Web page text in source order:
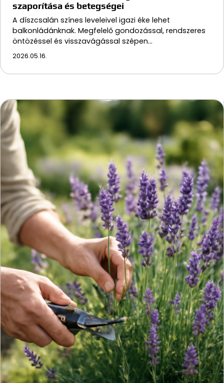
szaporítása és betegségei
A díszcsalán színes leveleivel igazi éke lehet
balkonládánknak. Megfelelő gondozással, rendszeres
öntözéssel és visszavágással szépen…
2026.05.16.